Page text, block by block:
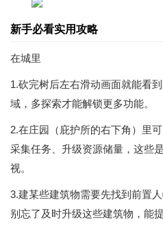
新手必看实用攻略
在城里
1.砍完树后左右滑动画面就能看
域，多探索才能解锁更多功能。
2.在庄园（庇护所的右下角）里
采集任务、升级资源储量，这些
视。
3.建某些建筑物需要先找到前置
别忘了及时升级这些建筑物，能